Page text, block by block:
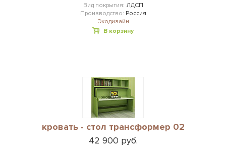
Вид покрытия: ЛДСП
Производство: Россия
Экодизайн
В корзину
кровать - стол трансформер 02
42 900 руб.